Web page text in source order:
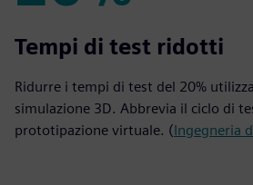
20%
Tempi di test ridotti
Ridurre i tempi di test del 20%
simulazione 3D. Abbrevia il ciclo di
prototipazione virtuale. (Ingegneria